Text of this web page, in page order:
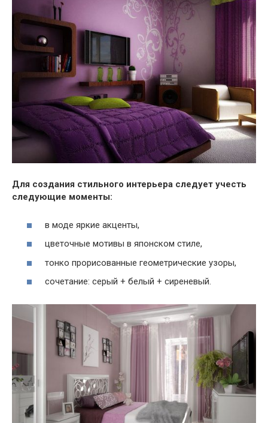
Для создания стильного интерьера следует учесть
следующие моменты:
в моде яркие акценты,
цветочные мотивы в японском стиле,
тонко прорисованные геометрические узоры,
сочетание: серый + белый + сиреневый.